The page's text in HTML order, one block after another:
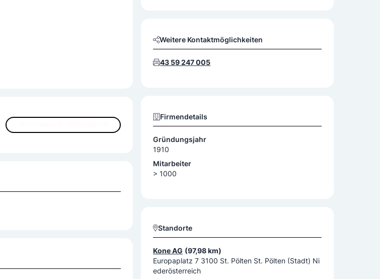
Weitere Kontaktmöglichkeiten
43 59 247 005
Firmendetails
Gründungsjahr
1910
Mitarbeiter
> 1000
Standorte
Kone AG (97,98 km)
Europaplatz 7 3100 St. Pölten St. Pölten (Stadt) Ni
ederösterreich